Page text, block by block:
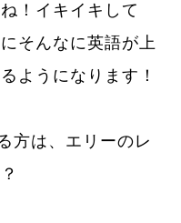
！イキイキして
そんなに英語が上
ようになります！
方は、エリーのレ